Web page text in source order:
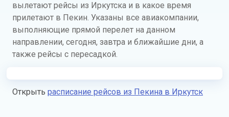
вылетают рейсы из Иркутска и в какое время
прилетают в Пекин. Указаны все авиакомпании,
выполняющие прямой перелет на данном
направлении, сегодня, завтра и ближайшие дни, а
также рейсы с пересадкой.
Открыть расписание рейсов из Пекина в Иркутск